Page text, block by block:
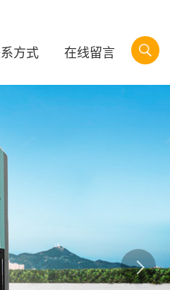
方式 在线留言